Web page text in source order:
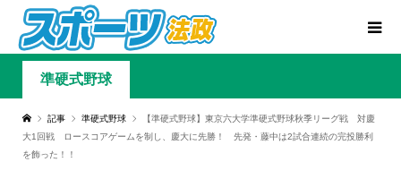
準硬式野球
記事 準硬式野球
【準硬式野球】東京六大学準硬式野球秋季リーグ戦 対慶
大1回戦 ロースコアゲームを制し、慶大に先勝！ 先発・藤中は2試合連続の完投勝利
を飾った！！